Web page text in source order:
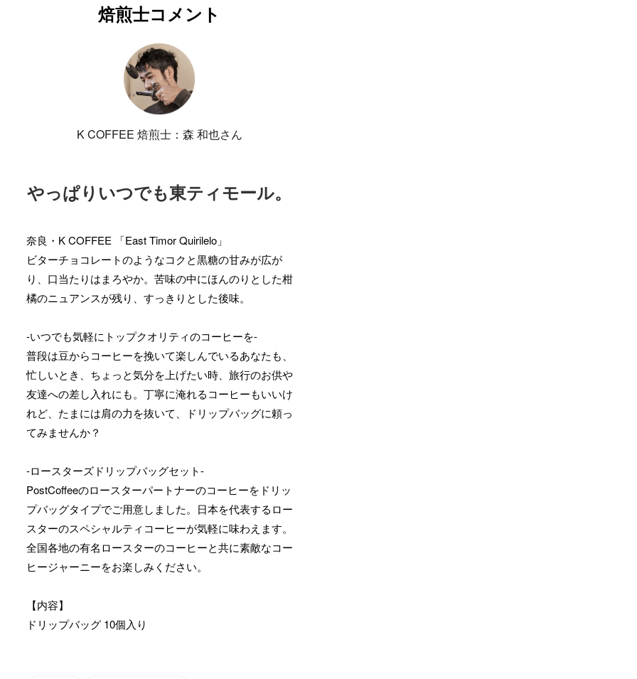
焙煎士コメント
K COFFEE 焙煎士：森 和也さん
やっぱりいつでも東ティモール。
奈良・K COFFEE 「East Timor Quirilelo」
ビターチョコレートのようなコクと黒糖の甘みが広が
り、口当たりはまろやか。苦味の中にほんのりとした柑
橘のニュアンスが残り、すっきりとした後味。
-いつでも気軽にトップクオリティのコーヒーを-
普段は豆からコーヒーを挽いて楽しんでいるあなたも、
忙しいとき、ちょっと気分を上げたい時、旅行のお供や
友達への差し入れにも。丁寧に淹れるコーヒーもいいけ
れど、たまには肩の力を抜いて、ドリップバッグに頼っ
てみませんか？
-ロースターズドリップバッグセット-
PostCoffeeのロースターパートナーのコーヒーをドリッ
プバッグタイプでご用意しました。日本を代表するロー
スターのスペシャルティコーヒーが気軽に味わえます。
全国各地の有名ロースターのコーヒーと共に素敵なコー
ヒージャーニーをお楽しみください。
【内容】
ドリップバッグ 10個入り